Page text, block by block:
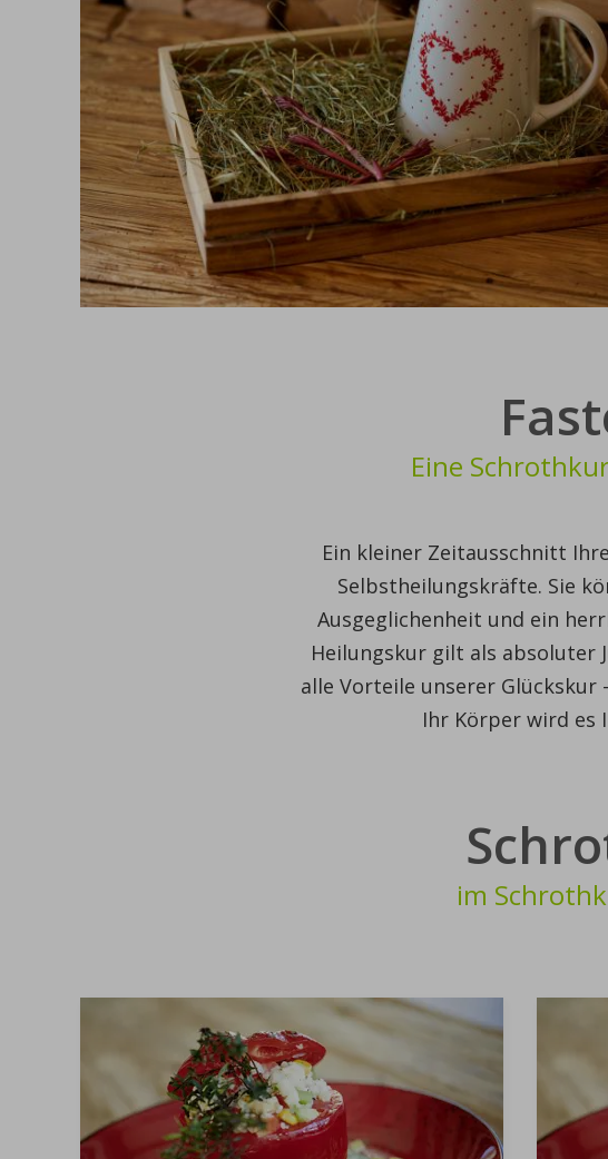
Eine
Ein kleiner Zeitausschnitt
Selbstheilungskräfte. Sie
Ausgeglichenheit und ein
Heilungskur gilt als absoluter
alle Vorteile unserer
Ihr Körper wird es
im